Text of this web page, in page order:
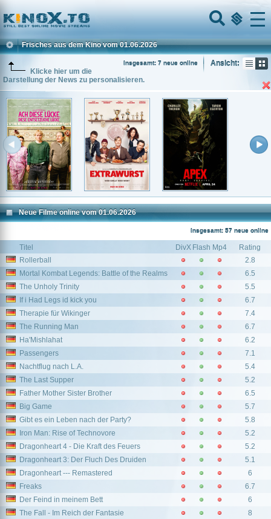
Home
Menu
Frisches aus dem Kino vom 01.06.2026
Ansicht:
Insgesamt: 7 neue online
Klicke hier um die
Darstellung der News zu personalisieren.
Neue Filme online vom 01.06.2026
Insgesamt: 57 neue online
Titel DivX Flash Mp4
Rating
Rollerball
2.8
Mortal Kombat Legends: Battle of the Realms
6.5
The Unholy Trinity
5.5
If i Had Legs id kick you
6.7
Therapie für Wikinger
7.4
The Running Man
6.7
Ha'Mishlahat
6.2
Passengers
7.1
Nachtflug nach L.A.
5.4
The Last Supper
5.2
Father Mother Sister Brother
6.5
Big Game
5.7
Gibt es ein Leben nach der Party?
5.8
Iron Man: Rise of Technovore
5.2
Dragonheart 4 - Die Kraft des Feuers
5.2
Dragonheart 3: Der Fluch Des Druiden
5.1
Dragonheart --- Remastered
6
Freaks
6.7
Der Feind in meinem Bett
6
The Fall - Im Reich der Fantasie
8